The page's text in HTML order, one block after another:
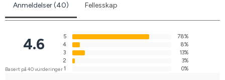
Anmeldelser (40) Fellesskap
4.6
Basert på 40 vurderinger
5
78%
4
8%
3
13%
2
3%
1
0%